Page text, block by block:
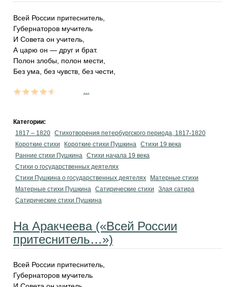
Всей России притеснитель,
Губернаторов мучитель
И Совета он учитель,
А царю он — друг и брат.
Полон злобы, полон мести,
Без ума, без чувств, без чести,
Категории:
1817 – 1820 Стихотворения петербургского периода, 1817-1820
Короткие стихи
Короткие стихи Пушкина Стихи 19 века
Ранние стихи Пушкина Cтихи начала 19 века
Стихи о государственных деятелях
Стихи Пушкина о государственных деятелях
Матерные стихи
Матерные стихи Пушкина Сатирические стихи
Злая сатира
Сатирические стихи Пушкина
На Аракчеева («Всей России
притеснитель…»)
Всей России притеснитель,
Губернаторов мучитель